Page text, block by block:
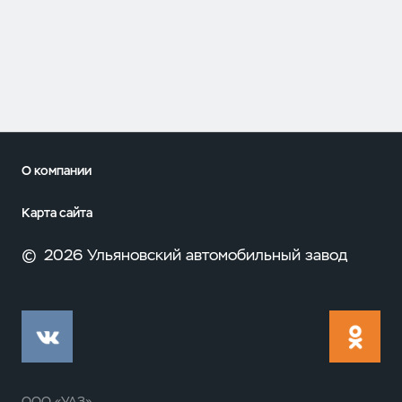
О компании
Карта сайта
© 2026 Ульяновский автомобильный завод